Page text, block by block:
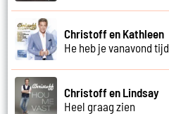
Christoff en Kathleen
He heb je vanavond tijd
Christoff en Lindsay
Heel graag zien